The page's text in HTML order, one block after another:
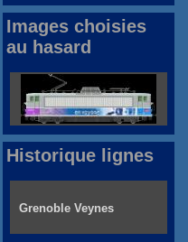
Images choisies
au hasard
Historique lignes
Grenoble Veynes